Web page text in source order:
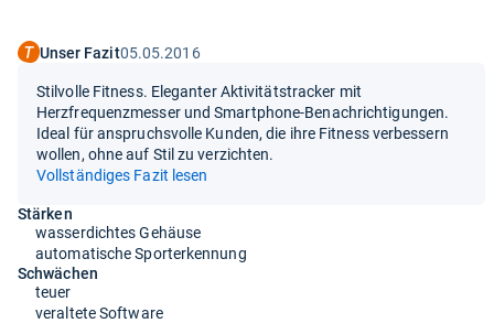
Unser Fazit05.05.2016
Stilvolle Fitness. Eleganter Aktivitätstracker mit
Herzfrequenzmesser und Smartphone-Benachrichtigungen.
Ideal für anspruchsvolle Kunden, die ihre Fitness verbessern
wollen, ohne auf Stil zu verzichten.
Vollständiges Fazit lesen
Stärken
wasserdichtes Gehäuse
automatische Sporterkennung
Schwächen
teuer
veraltete Software